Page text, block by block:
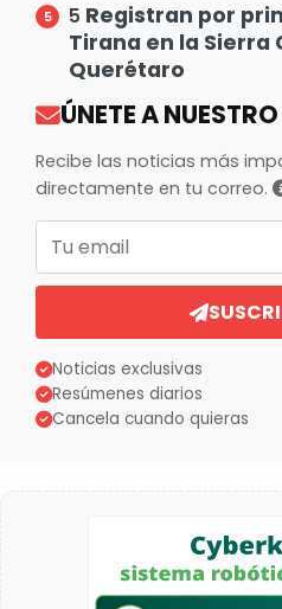
5 Registran por
Tirana en la Sierra
Querétaro
ÚNETE A
Recibe las noticias más
directamente en tu correo.
Noticias exclusivas
Resúmenes diarios
Cancela cuando quieras